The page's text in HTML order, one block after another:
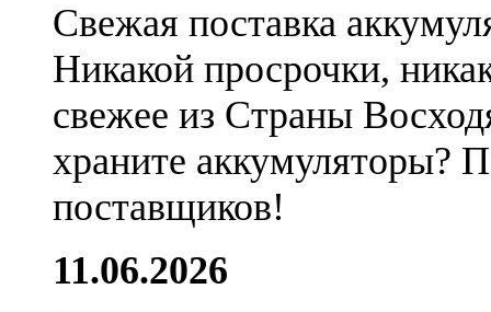
Свежая поставка
Никакой просрочки,
свежее из Страны
храните аккумуляторы?
поставщиков!
11.06.2026